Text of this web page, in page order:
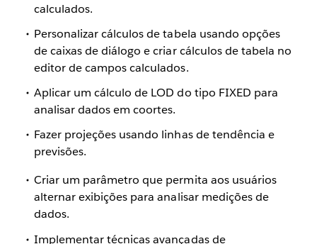
calculados.
Personalizar cálculos de tabela usando opções
de caixas de diálogo e criar cálculos de tabela no
editor de campos calculados.
Aplicar um cálculo de LOD do tipo FIXED para
analisar dados em coortes.
Fazer projeções usando linhas de tendência e
previsões.
Criar um parâmetro que permita aos usuários
alternar exibições para analisar medições de
dados.
Implementar técnicas avançadas de